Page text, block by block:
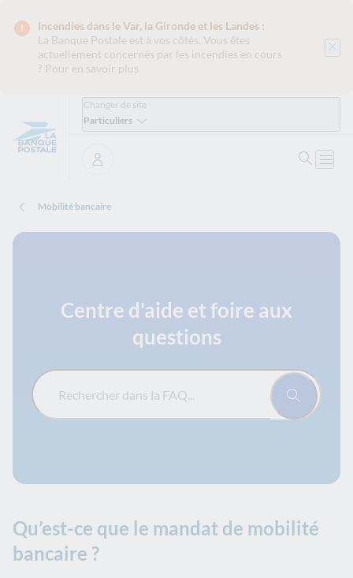
Incendies dans le Var, la Gironde et les Landes :
La Banque Postale est à vos côtés. Vous êtes
actuellement concernés par les incendies en cours
? Pour en savoir plus
Changer de site
Particuliers
Se connecter
Mobilité bancaire
Centre d'aide et foire aux
questions
Rechercher dans la FAQ...
Qu’est-ce que le mandat de mobilité
bancaire ?